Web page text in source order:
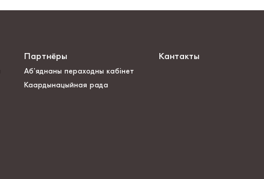
Партнёры
Аб’яднаны пераходны кабінет
Каардынацыйная рада
Кантакты